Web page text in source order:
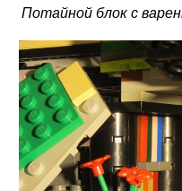
Потайной блок с